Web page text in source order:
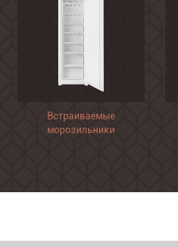
Встраиваемые
морозильники